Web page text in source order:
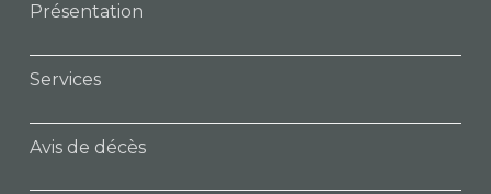
Présentation
Services
Avis de décès